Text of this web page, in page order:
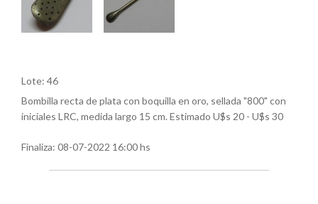
Lote: 46
Bombilla recta de plata con boquilla en oro, sellada "800" con
iniciales LRC, medida largo 15 cm. Estimado U$s 20 - U$s 30
Finaliza: 08-07-2022 16:00 hs